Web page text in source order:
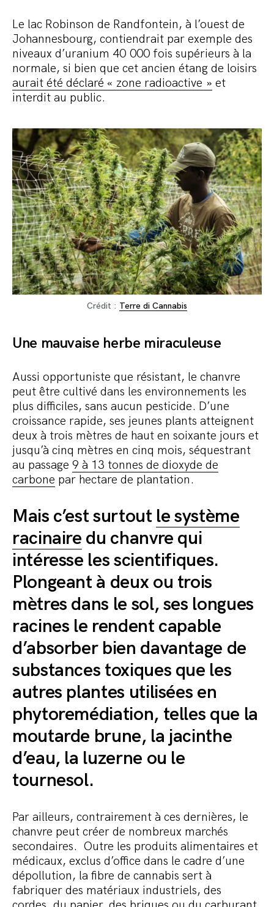
Le lac Robinson de Randfontein, à l’ouest de
Johannesbourg, contiendrait par exemple des
niveaux d’uranium 40 000 fois supérieurs à la
normale, si bien que cet ancien étang de loisirs
aurait été déclaré « zone radioactive » et
interdit au public.
Crédit : Terre di Cannabis
Une mauvaise herbe miraculeuse
Aussi opportuniste que résistant, le chanvre
peut être cultivé dans les environnements les
plus difficiles, sans aucun pesticide. D’une
croissance rapide, ses jeunes plants atteignent
deux à trois mètres de haut en soixante jours et
jusqu’à cinq mètres en cinq mois, séquestrant
au passage 9 à 13 tonnes de dioxyde de
carbone par hectare de plantation.
Mais c’est surtout le système
racinaire du chanvre qui
intéresse les scientifiques.
Plongeant à deux ou trois
mètres dans le sol, ses longues
racines le rendent capable
d’absorber bien davantage de
substances toxiques que les
autres plantes utilisées en
phytoremédiation, telles que la
moutarde brune, la jacinthe
d’eau, la luzerne ou le
tournesol.
Par ailleurs, contrairement à ces dernières, le
chanvre peut créer de nombreux marchés
secondaires. Outre les produits alimentaires et
médicaux, exclus d’office dans le cadre d’une
dépollution, la fibre de cannabis sert à
fabriquer des matériaux industriels, des